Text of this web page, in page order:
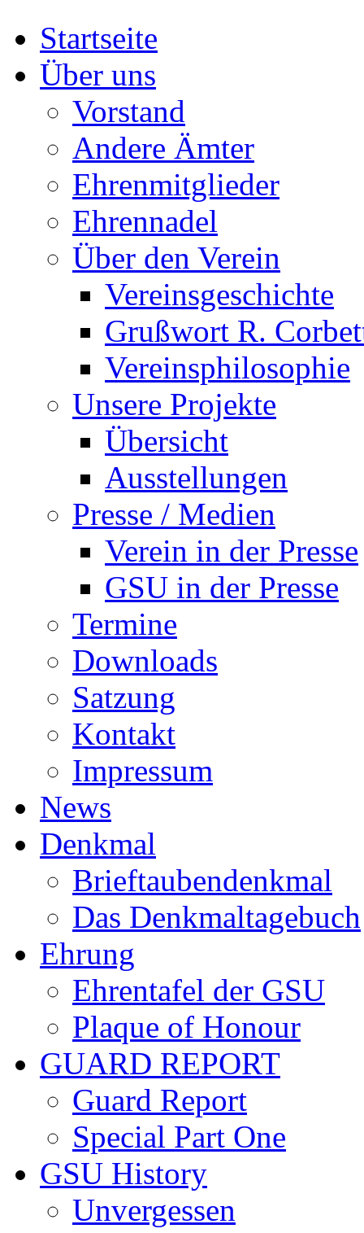
Startseite
Über uns
Vorstand
Andere Ämter
Ehrenmitglieder
Ehrennadel
Über den Verein
Vereinsgeschichte
Grußwort R.
Vereinsphilosophie
Unsere Projekte
Übersicht
Ausstellungen
Presse / Medien
Verein in der Presse
GSU in der Presse
Termine
Downloads
Satzung
Kontakt
Impressum
News
Denkmal
Brieftaubendenkmal
Das Denkmaltagebuch
Ehrung
Ehrentafel der GSU
Plaque of Honour
GUARD REPORT
Guard Report
Special Part One
GSU History
Unvergessen